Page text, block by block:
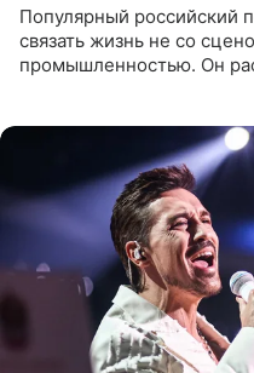
Популярный российский
связать жизнь не со
промышленностью. Он